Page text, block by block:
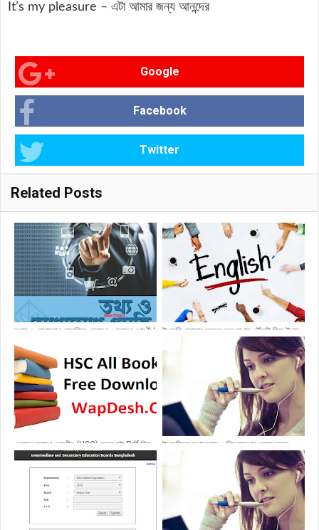
It’s my pleasure – এটা আমার জন্য আনন্দের
Google
Facebook
Twitter
Related Posts
তথ্য ও যোগাযোগ প্রযুক্তি একাদশ ও দ্বাদশ শ্রেণী |
Technology PDF
ইংরেজি গ্রামার সহজে মনে রাখার শর্টকাট কিছু উপায়
একাদশ দ্বাদশ শ্রেণীর (HSC) সকল বই Pdf ফ্রি
ডাউনলোড করে নিন খুব সহজে
ইংরেজিতে কথা বলার ও প্রিপারেশন নেবার সহজ